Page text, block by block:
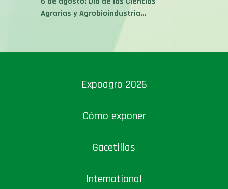
Agrarias y Agrobioindustria...
Expoagro 2026
Cómo exponer
Gacetillas
International